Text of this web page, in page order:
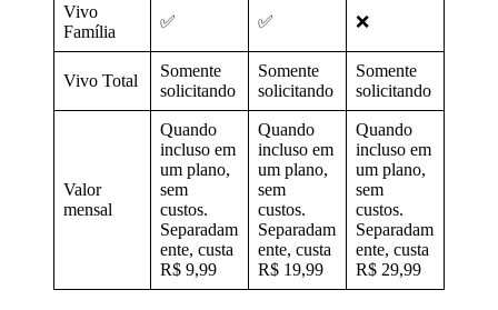
Vivo
Família
✅ ✅ ❌
Vivo Total
Somente
solicitando
Somente
solicitando
Somente
solicitando
Valor
mensal
Quando
incluso em
um plano,
sem
custos.
Separadam
ente, custa
R$ 9,99
Quando
incluso em
um plano,
sem
custos.
Separadam
ente, custa
R$ 19,99
Quando
incluso em
um plano,
sem
custos.
Separadam
ente, custa
R$ 29,99